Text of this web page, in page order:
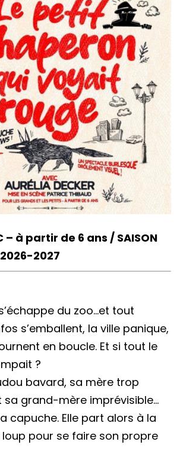
– à partir de 6 ans / SAISON
2026-2027
du zoo…et tout
s’emballent, la ville panique,
en boucle. Et si tout le
?
bavard, sa mère trop
grand-mère imprévisible…
capuche. Elle part alors à la
pour se faire son propre